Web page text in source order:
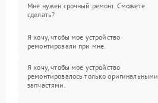
Мне нужен срочный ремонт. Сможете
сделать?
Я хочу, чтобы мое устройство
ремонтировали при мне.
Я хочу, чтобы мое устройство
ремонтировалось только оригинальными
запчастями.